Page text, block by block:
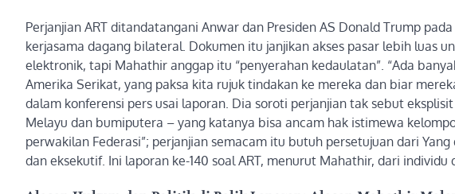
Perjanjian ART ditandatangani Anwar dan Presiden AS Donald Trump
kerjasama dagang bilateral. Dokumen itu janjikan akses pasar lebih luas
elektronik, tapi Mahathir anggap itu “penyerahan kedaulatan”. “Ada
Amerika Serikat, yang paksa kita rujuk tindakan ke mereka dan biar
dalam konferensi pers usai laporan. Dia soroti perjanjian tak sebut
Melayu dan bumiputera – yang katanya bisa ancam hak istimewa
perwakilan Federasi”; perjanjian semacam itu butuh persetujuan dari
dan eksekutif. Ini laporan ke-140 soal ART, menurut Mahathir, dari individu